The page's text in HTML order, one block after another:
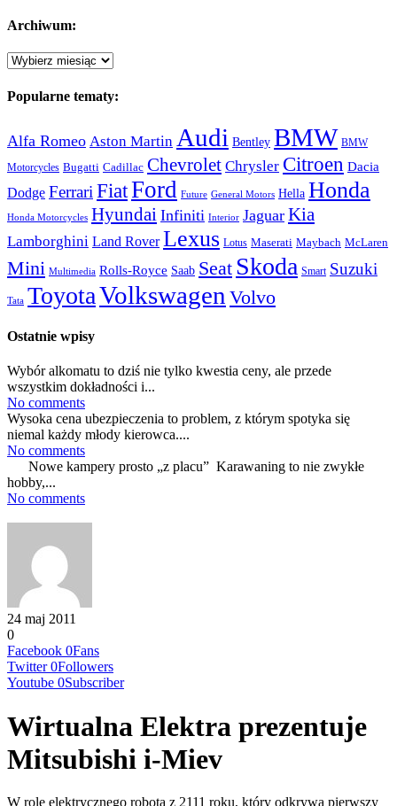
Archiwum:
Archiwum:
Popularne tematy:
Alfa Romeo Aston Martin Audi Bentley BMW BMW
Motorcycles Bugatti Cadillac Chevrolet Chrysler Citroen Dacia
Dodge Ferrari FiatFord Future General Motors Hella Honda
Honda Motorcycles Hyundai Infiniti Interior Jaguar Kia
Lamborghini Land Rover Lexus Lotus Maserati Maybach McLaren
Mini Multimedia Rolls-Royce Saab Seat Skoda Smart Suzuki
Tata ToyotaVolkswagen Volvo
Ostatnie wpisy
Wybór alkomatu to dziś nie tylko kwestia ceny, ale przede
wszystkim dokładności i...
No comments
Wysoka cena ubezpieczenia to problem, z którym spotyka się
niemal każdy młody kierowca....
No comments
Nowe kampery prosto „z placu” Karawaning to nie zwykłe
hobby,...
No comments
24 maj 2011
0
Facebook 0Fans
Twitter 0Followers
Youtube 0Subscriber
Wirtualna Elektra prezentuje
Mitsubishi i-Miev
W rolę elektrycznego robota z 2111 roku, który odkrywa pierwszy